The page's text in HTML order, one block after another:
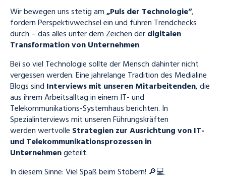
Wir bewegen uns stetig am„Puls der Technologie“,
fordern Perspektivwechsel ein und führen Trendchecks
durch – das alles unter dem Zeichen derdigitalen
Transformation von Unternehmen.
Bei so viel Technologie sollte der Mensch dahinter nicht
vergessen werden. Eine jahrelange Tradition des Medialine
Blogs sind Interviews mit unseren Mitarbeitenden, die
aus ihrem Arbeitsalltag in einem IT- und
Telekommunikations-Systemhaus berichten. In
Spezialinterviews mit unseren Führungskräften
werdenwertvolle Strategien zur Ausrichtung von IT-
und Telekommunikationsprozessen in
Unternehmengeteilt.
In diesem Sinne: Viel Spaß beim Stöbern! 🔎💻